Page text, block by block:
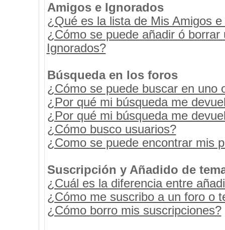
Amigos e Ignorados
¿Qué es la lista de Mis Amigos
¿Cómo se puede añadir ó
Ignorados?
Búsqueda en los foros
¿Cómo se puede buscar en uno
¿Por qué mi búsqueda me
¿Por qué mi búsqueda me
¿Cómo busco usuarios?
¿Como se puede encontrar mis
Suscripción y Añadido de
¿Cuál es la diferencia entre
¿Cómo me suscribo a un foro o
¿Cómo borro mis suscripciones?